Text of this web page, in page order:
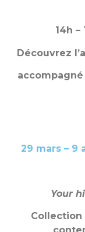
14h
Découvrez
29 mars – 9
Your
Collection